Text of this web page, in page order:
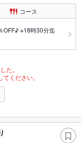
コース
OFF♪ ※18時30分迄
た。
ください。